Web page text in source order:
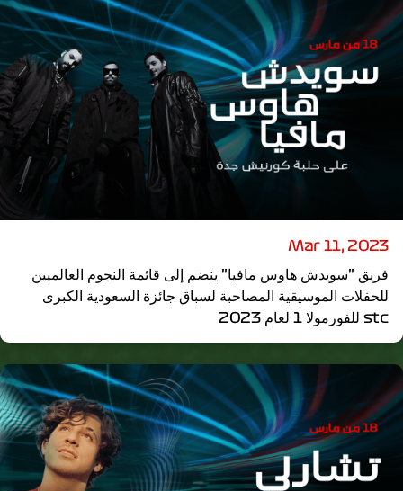
Mar 11, 2023
فريق "سويدش هاوس مافيا" ينضم إلى قائمة النجوم العالميين
للحفلات الموسيقية المصاحبة لسباق جائزة السعودية الكبرى
stc للفورمولا 1 لعام 2023